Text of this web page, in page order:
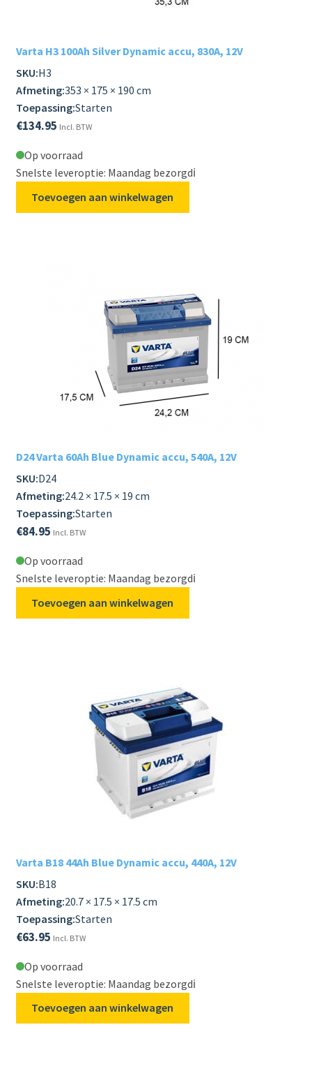
Varta H3 100Ah Silver Dynamic accu, 830A, 12V
SKU:H3
Afmeting:353 × 175 × 190 cm
Toepassing:Starten
€134.95 Incl. BTW
Op voorraad
Snelste leveroptie: Maandag bezorgdℹ️
Toevoegen aan winkelwagen
D24 Varta 60Ah Blue Dynamic accu, 540A, 12V
SKU:D24
Afmeting:24.2 × 17.5 × 19 cm
Toepassing:Starten
€84.95 Incl. BTW
Op voorraad
Snelste leveroptie: Maandag bezorgdℹ️
Toevoegen aan winkelwagen
Varta B18 44Ah Blue Dynamic accu, 440A, 12V
SKU:B18
Afmeting:20.7 × 17.5 × 17.5 cm
Toepassing:Starten
€63.95 Incl. BTW
Op voorraad
Snelste leveroptie: Maandag bezorgdℹ️
Toevoegen aan winkelwagen